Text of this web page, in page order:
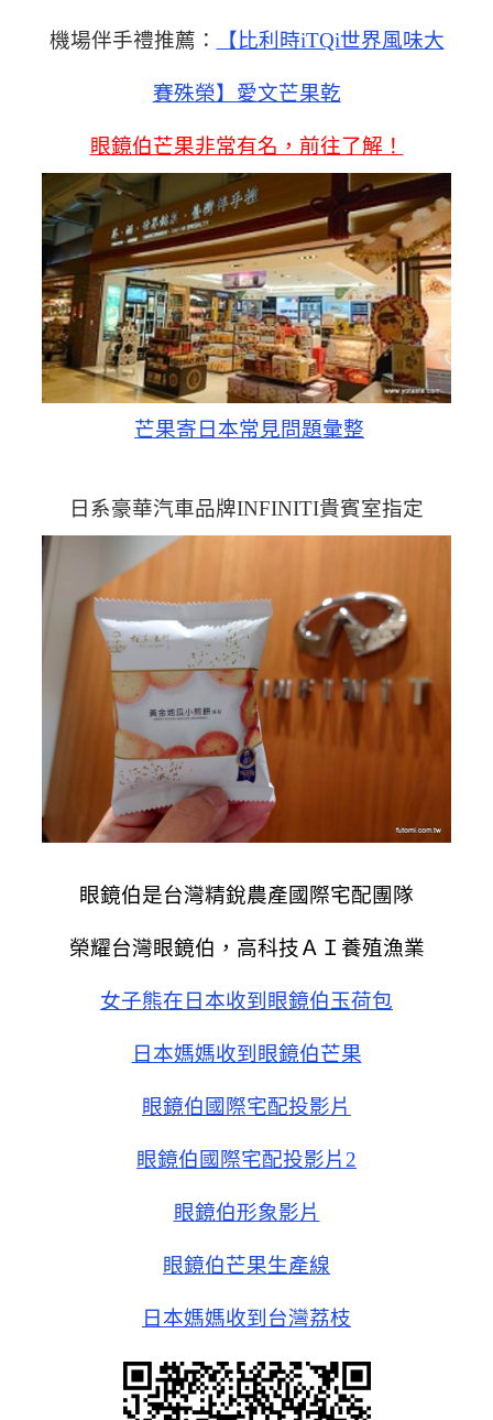
機場伴手禮推薦： 【比利時iTQi世界風味大
賽殊榮】愛文芒果乾
眼鏡伯芒果非常有名，前往了解！
芒果寄日本常見問題彙整
日系豪華汽車品牌INFINITI貴賓室指定
眼鏡伯是台灣精銳農產國際宅配團隊
榮耀台灣眼鏡伯，高科技ＡＩ養殖漁業
女子熊在日本收到眼鏡伯玉荷包
日本媽媽收到眼鏡伯芒果
眼鏡伯國際宅配投影片
眼鏡伯國際宅配投影片2
眼鏡伯形象影片
眼鏡伯芒果生產線
日本媽媽收到台灣荔枝